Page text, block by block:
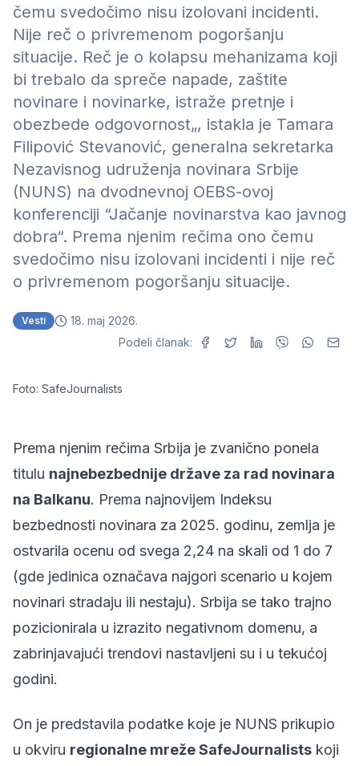
čemu svedočimo nisu izolovani incidenti.
Nije reč o privremenom pogoršanju
situacije. Reč je o kolapsu mehanizama koji
bi trebalo da spreče napade, zaštite
novinare i novinarke, istraže pretnje i
obezbede odgovornost„, istakla je Tamara
Filipović Stevanović, generalna sekretarka
Nezavisnog udruženja novinara Srbije
(NUNS) na dvodnevnoj OEBS-ovoj
konferenciji “Jačanje novinarstva kao javnog
dobra“. Prema njenim rečima ono čemu
svedočimo nisu izolovani incidenti i nije reč
o privremenom pogoršanju situacije.
Vesti
18. maj 2026.
Podeli članak:
Foto: SafeJournalists
Prema njenim rečima Srbija je zvanično ponela
titulu najnebezbednije države za rad novinara
na Balkanu. Prema najnovijem Indeksu
bezbednosti novinara za 2025. godinu, zemlja je
ostvarila ocenu od svega 2,24 na skali od 1 do 7
(gde jedinica označava najgori scenario u kojem
novinari stradaju ili nestaju). Srbija se tako trajno
pozicionirala u izrazito negativnom domenu, a
zabrinjavajući trendovi nastavljeni su i u tekućoj
godini.
On je predstavila podatke koje je NUNS prikupio
u okviru regionalne mreže SafeJournalists koji